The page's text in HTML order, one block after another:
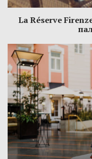
La Réserve